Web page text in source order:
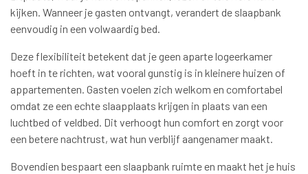
kijken. Wanneer je gasten ontvangt, verandert de slaapbank
eenvoudig in een volwaardig bed.
Deze flexibiliteit betekent dat je geen aparte logeerkamer
hoeft in te richten, wat vooral gunstig is in kleinere huizen of
appartementen. Gasten voelen zich welkom en comfortabel
omdat ze een echte slaapplaats krijgen in plaats van een
luchtbed of veldbed. Dit verhoogt hun comfort en zorgt voor
een betere nachtrust, wat hun verblijf aangenamer maakt.
Bovendien bespaart een slaapbank ruimte en maakt het je huis